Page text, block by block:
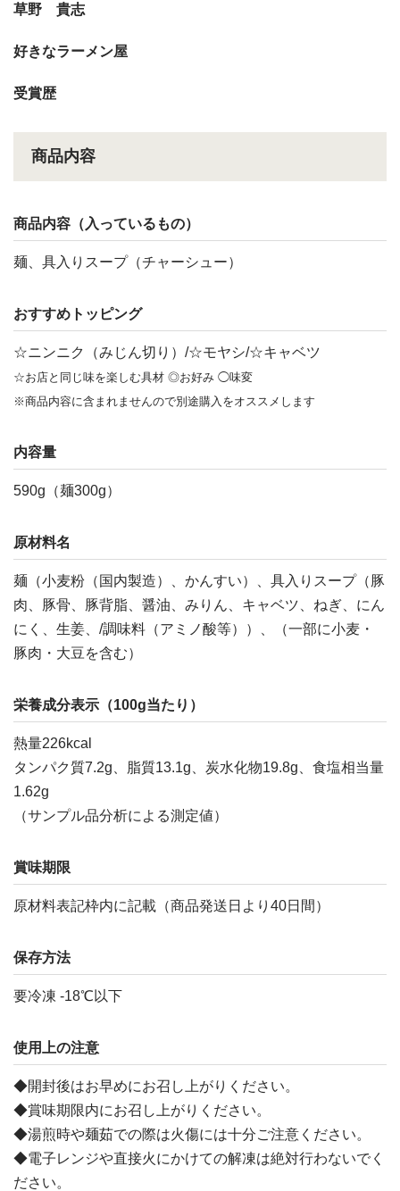
草野 貴志
好きなラーメン屋
受賞歴
商品内容
商品内容（入っているもの）
麺、具入りスープ（チャーシュー）
おすすめトッピング
☆ニンニク（みじん切り）/☆モヤシ/☆キャベツ
☆お店と同じ味を楽しむ具材 ◎お好み ◯味変
※商品内容に含まれませんので別途購入をオススメします
内容量
590g（麺300g）
原材料名
麺（小麦粉（国内製造）、かんすい）、具入りスープ（豚
肉、豚骨、豚背脂、醤油、みりん、キャベツ、ねぎ、にん
にく、生姜、/調味料（アミノ酸等））、（一部に小麦・
豚肉・大豆を含む）
栄養成分表示（100g当たり）
熱量226kcal
タンパク質7.2g、脂質13.1g、炭水化物19.8g、食塩相当量
1.62g
（サンプル品分析による測定値）
賞味期限
原材料表記枠内に記載（商品発送日より40日間）
保存方法
要冷凍 -18℃以下
使用上の注意
◆開封後はお早めにお召し上がりください。
◆賞味期限内にお召し上がりください。
◆湯煎時や麺茹での際は火傷には十分ご注意ください。
◆電子レンジや直接火にかけての解凍は絶対行わないでく
ださい。